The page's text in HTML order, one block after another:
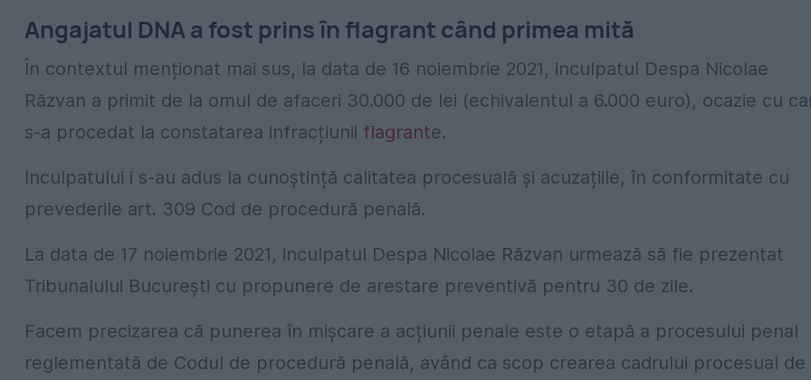
Angajatul DNA a fost prins în flagrant când primea mită
În contextul menționat mai sus, la data de 16 noiembrie 2021, inculpatul Despa Nicolae
Răzvan a primit de la omul de afaceri 30.000 de lei (echivalentul a 6.000 euro), ocazie cu
s-a procedat la constatarea infracțiunii flagrante.
Inculpatului i s-au adus la cunoștință calitatea procesuală și acuzațiile, în conformitate cu
prevederile art. 309 Cod de procedură penală.
La data de 17 noiembrie 2021, inculpatul Despa Nicolae Răzvan urmează să fie prezentat
Tribunalului București cu propunere de arestare preventivă pentru 30 de zile.
Facem precizarea că punerea în mișcare a acțiunii penale este o etapă a procesului penal
reglementată de Codul de procedură penală, având ca scop crearea cadrului procesual de